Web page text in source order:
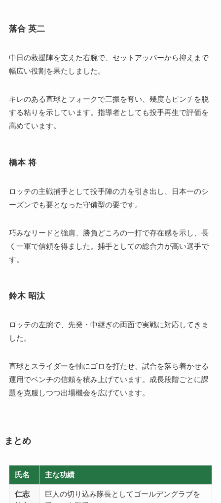
落合 英二
中日の救援陣を支えた右腕で、セットアッパーから抑えまで
幅広い役割を果たしました。
キレのある直球とフォークで三振を奪い、幾度もピンチを脱
する粘りを示しています。指導者としても投手再生で評価を
高めています。
橋本 将
ロッテの主戦捕手として投手陣の力を引き出し、日本一のシ
ーズンでも要となった守備型の要です。
巧みなリードと強肩、勝負どころの一打で存在感を示し、長
く一軍で信頼を得ました。捕手としての総合力が高い選手で
す。
鈴木 昭汰
ロッテの左腕で、先発・中継ぎの両面で実戦に対応してきま
した。
直球とスライダーを軸にゴロを打たせ、試合を落ち着かせる
運用でベンチの信頼を積み上げています。成長段階ごとに課
題を克服しつつ出場機会を広げています。
まとめ
氏名 主な功績
仁志
巨人の切り込み隊長としてゴールデングラブを